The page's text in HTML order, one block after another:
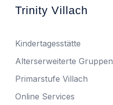
Trinity Villach
Kindertagesstätte
Alterserweiterte Gruppen
Primarstufe Villach
Online Services